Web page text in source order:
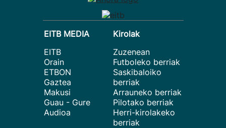
EITB MEDIA
EITB
Orain
ETBON
Gaztea
Makusi
Guau - Gure
Audioa
Kirolak
Zuzenean
Futboleko berriak
Saskibaloiko
berriak
Arrauneko berriak
Pilotako berriak
Herri-kirolakeko
berriak